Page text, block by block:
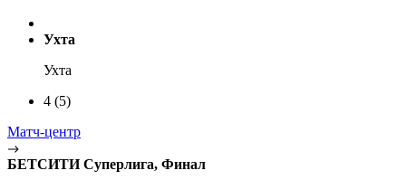
Ухта
Ухта
4 (5)
Матч-центр
БЕТСИТИ Суперлига, Финал